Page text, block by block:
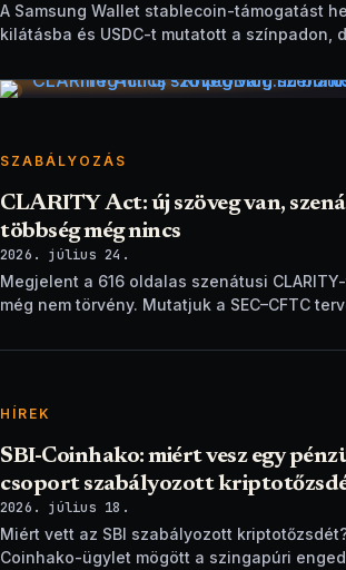
A Samsung Wallet stablecoin-támogatást
kilátásba és USDC-t mutatott a színpadon,
SZABÁLYOZÁS
CLARITY Act: új szöveg van,
többség még nincs
2026. július 24.
Megjelent a 616 oldalas szenátusi
még nem törvény. Mutatjuk a SEC–CFTC
HÍREK
SBI-Coinhako: miért vesz egy
csoport szabályozott
2026. július 18.
Miért vett az SBI szabályozott
Coinhako-ügylet mögött a szingapúri